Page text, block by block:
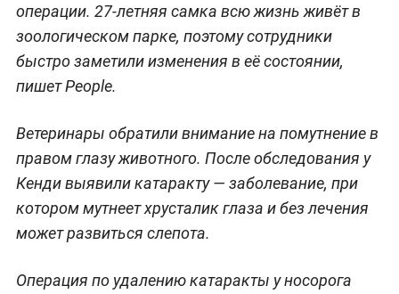
операции. 27-летняя самка всю жизнь живёт в
зоологическом парке, поэтому сотрудники
быстро заметили изменения в её состоянии,
пишет People.
Ветеринары обратили внимание на помутнение в
правом глазу животного. После обследования у
Кенди выявили катаракту — заболевание, при
котором мутнеет хрусталик глаза и без лечения
может развиться слепота.
Операция по удалению катаракты у носорога